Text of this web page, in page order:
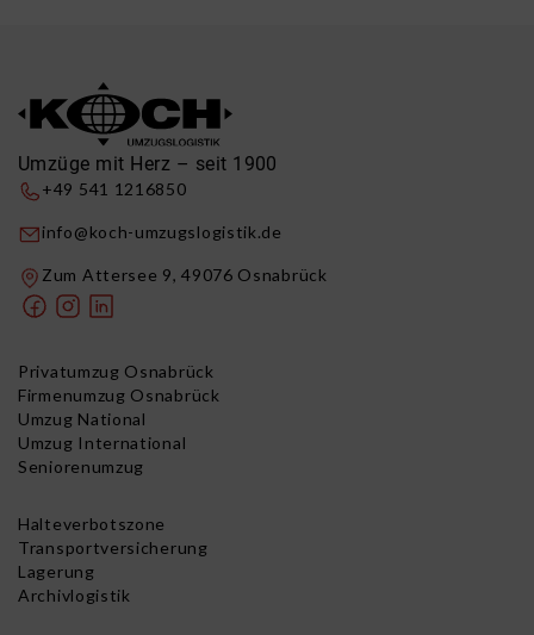
Umzüge mit Herz – seit 1900
+49 541 1216850
info@koch-umzugslogistik.de
Zum Attersee 9, 49076 Osnabrück
Privatumzug Osnabrück
Firmenumzug Osnabrück
Umzug National
Umzug International
Seniorenumzug
Halteverbotszone
Transportversicherung
Lagerung
Archivlogistik